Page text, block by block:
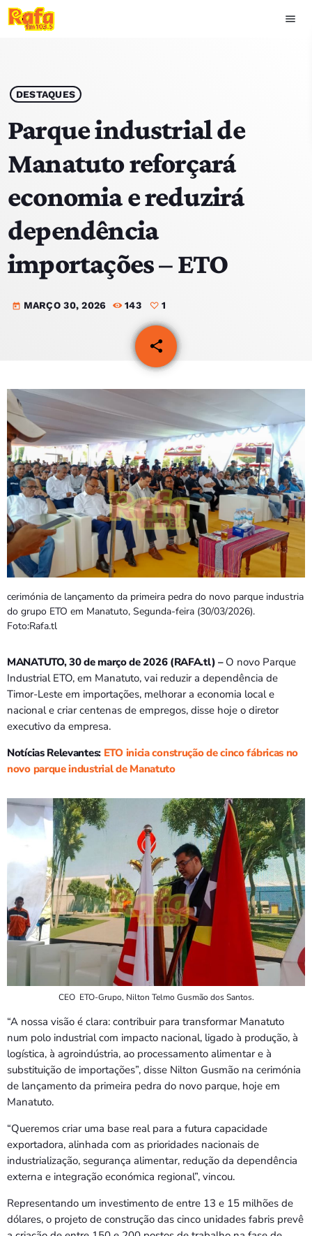
menu
play_arrow OUVIR RAFA
HOME
NOTÍCIAS
EQUIPA
TOP 15
PODCASTS
EVENTOS
CONTACTOS
PORTUGUÊS keyboard_arrow_down
TÉTUM
PORTUGUÊS
PRÓXIMOS PROGRAMAS
DESTAQUES
Parque industrial de
Manatuto reforçará
economia e reduzirá
dependência
importações – ETO
today MARÇO 30, 2026 143 1
share
email
cerimónia de lançamento da primeira pedra do novo parque industria
do grupo ETO em Manatuto, Segunda-feira (30/03/2026).
Foto:Rafa.tl
MANATUTO, 30 de março de 2026 (RAFA.tl) – O novo Parque
Industrial ETO, em Manatuto, vai reduzir a dependência de
Timor-Leste em importações, melhorar a economia local e
nacional e criar centenas de empregos, disse hoje o diretor
executivo da empresa.
Notícias Relevantes: ETO inicia construção de cinco fábricas no
novo parque industrial de Manatuto
CEO ETO-Grupo, Nilton Telmo Gusmão dos Santos.
“A nossa visão é clara: contribuir para transformar Manatuto
num polo industrial com impacto nacional, ligado à produção, à
logística, à agroindústria, ao processamento alimentar e à
substituição de importações”, disse Nilton Gusmão na cerimónia
de lançamento da primeira pedra do novo parque, hoje em
Manatuto.
“Queremos criar uma base real para a futura capacidade
exportadora, alinhada com as prioridades nacionais de
industrialização, segurança alimentar, redução da dependência
externa e integração económica regional”, vincou.
Representando um investimento de entre 13 e 15 milhões de
dólares, o projeto de construção das cinco unidades fabris prevê